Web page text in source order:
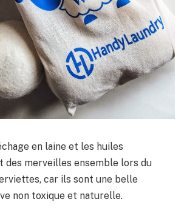
en laine et les huiles
des merveilles ensemble lors du
car ils sont une belle
non toxique et naturelle.